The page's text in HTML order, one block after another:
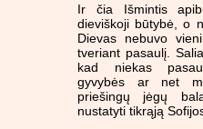
Ir čia Išmintis
dieviškoji būtybė, o
Dievas nebuvo
tveriant pasaulį.
kad niekas
gyvybės ar net
priešingų jėgų
nustatyti tikrąją